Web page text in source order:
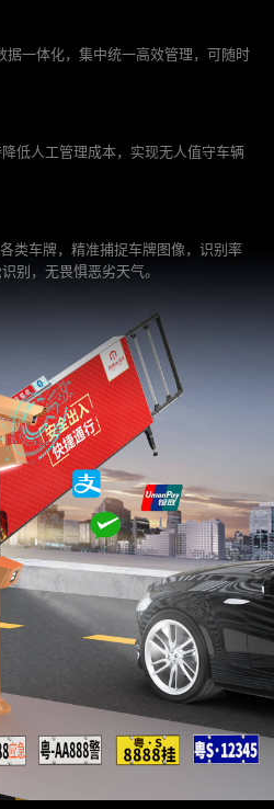
据一体化，集中统一高效管理，可随时
低人工管理成本，实现无人值守车辆
类车牌，精准捕捉车牌图像，识别率
别，无畏惧恶劣天气。